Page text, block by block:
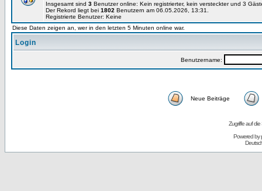
Insgesamt sind 3 Benutzer online: Kein registrierter, kein versteckter und 3
Der Rekord liegt bei 1802 Benutzern am 06.05.2026, 13:31.
Registrierte Benutzer: Keine
Diese Daten zeigen an, wer in den letzten 5 Minuten online war.
Login
Benutzername:
Neue Beiträge
Zugriffe auf
Powered by